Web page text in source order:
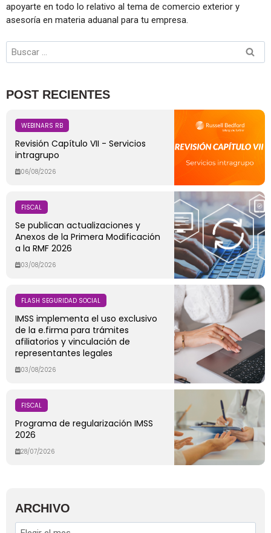
apoyarte en todo lo relativo al tema de comercio exterior y
asesoría en materia aduanal para tu empresa.
POST RECIENTES
WEBINARS RB
Revisión Capítulo VII - Servicios
intragrupo
06/08/2026
FISCAL
Se publican actualizaciones y
Anexos de la Primera Modificación
a la RMF 2026
03/08/2026
FLASH SEGURIDAD SOCIAL
IMSS implementa el uso exclusivo
de la e.firma para trámites
afiliatorios y vinculación de
representantes legales
03/08/2026
FISCAL
Programa de regularización IMSS
2026
28/07/2026
ARCHIVO